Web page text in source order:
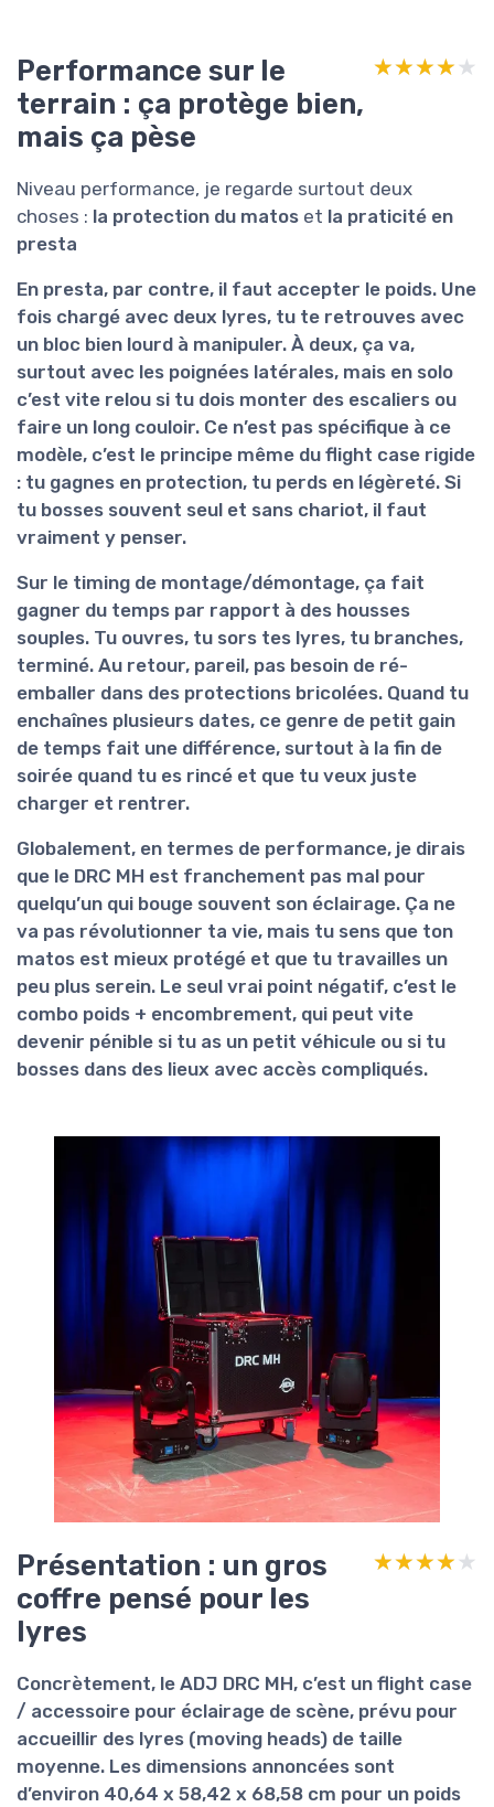
Performance sur le
terrain : ça protège bien,
mais ça pèse
★★★★★
★★★★★
Niveau performance, je regarde surtout deux
choses : la protection du matos et la praticité en
presta
En presta, par contre, il faut accepter le poids. Une
fois chargé avec deux lyres, tu te retrouves avec
un bloc bien lourd à manipuler. À deux, ça va,
surtout avec les poignées latérales, mais en solo
c’est vite relou si tu dois monter des escaliers ou
faire un long couloir. Ce n’est pas spécifique à ce
modèle, c’est le principe même du flight case rigide
: tu gagnes en protection, tu perds en légèreté. Si
tu bosses souvent seul et sans chariot, il faut
vraiment y penser.
Sur le timing de montage/démontage, ça fait
gagner du temps par rapport à des housses
souples. Tu ouvres, tu sors tes lyres, tu branches,
terminé. Au retour, pareil, pas besoin de ré-
emballer dans des protections bricolées. Quand tu
enchaînes plusieurs dates, ce genre de petit gain
de temps fait une différence, surtout à la fin de
soirée quand tu es rincé et que tu veux juste
charger et rentrer.
Globalement, en termes de performance, je dirais
que le DRC MH est franchement pas mal pour
quelqu’un qui bouge souvent son éclairage. Ça ne
va pas révolutionner ta vie, mais tu sens que ton
matos est mieux protégé et que tu travailles un
peu plus serein. Le seul vrai point négatif, c’est le
combo poids + encombrement, qui peut vite
devenir pénible si tu as un petit véhicule ou si tu
bosses dans des lieux avec accès compliqués.
Présentation : un gros
coffre pensé pour les
lyres
★★★★★
★★★★★
Concrètement, le ADJ DRC MH, c’est un flight case
/ accessoire pour éclairage de scène, prévu pour
accueillir des lyres (moving heads) de taille
moyenne. Les dimensions annoncées sont
d’environ 40,64 x 58,42 x 68,58 cm pour un poids